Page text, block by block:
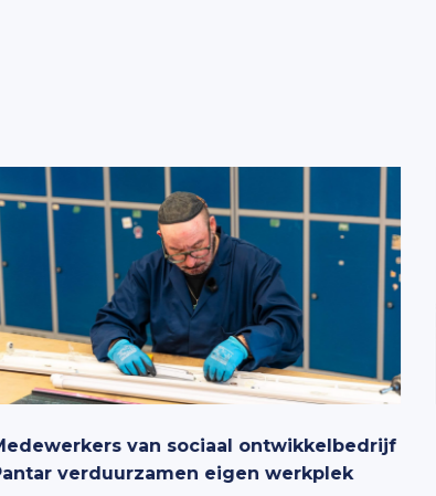
van sociaal ontwikkelbedrijf
verduurzamen eigen werkplek